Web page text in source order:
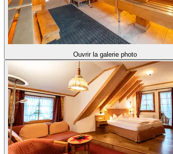
Ouvrir la galerie photo